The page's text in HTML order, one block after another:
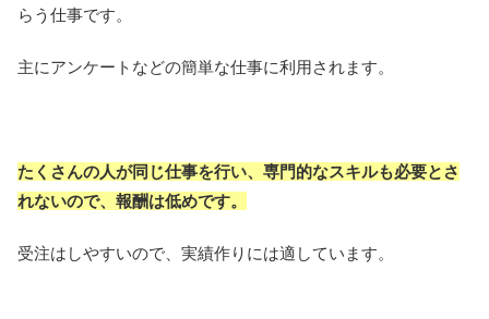
らう仕事です。
主にアンケートなどの簡単な仕事に利用されます。
たくさんの人が同じ仕事を行い、専門的なスキルも必要とさ
れないので、報酬は低めです。
受注はしやすいので、実績作りには適しています。